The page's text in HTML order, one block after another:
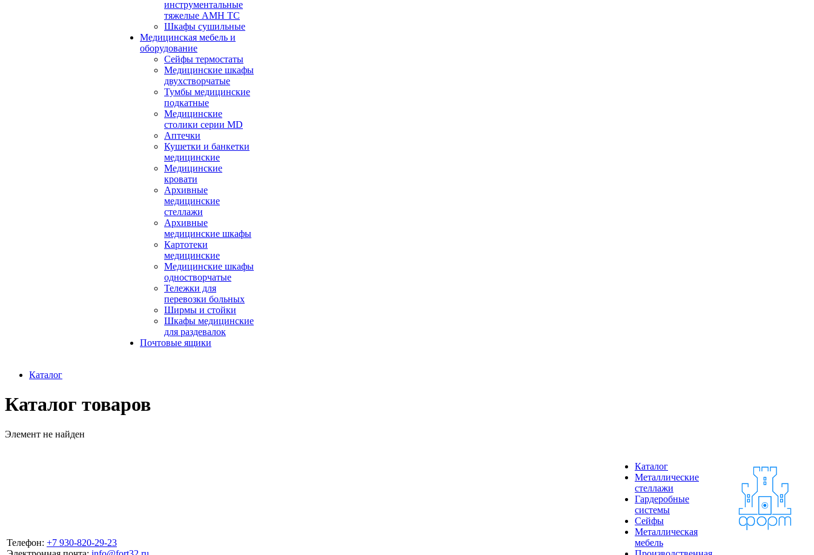
инструментальные
тяжелые АМН ТС
Шкафы сушильные
Медицинская мебель и
оборудование
Сейфы термостаты
Медицинские шкафы
двухстворчатые
Тумбы медицинские
подкатные
Медицинские
столики серии MD
Аптечки
Кушетки и банкетки
медицинские
Медицинские
кровати
Архивные
медицинские
стеллажи
Архивные
медицинские шкафы
Картотеки
медицинские
Медицинские шкафы
одностворчатые
Тележки для
перевозки больных
Ширмы и стойки
Шкафы медицинские
для раздевалок
Почтовые ящики
Каталог
Каталог товаров
Элемент не найден
Телефон: +7 930-820-29-23
Каталог
Металлические
стеллажи
Гардеробные
системы
Сейфы
Металлическая
мебель